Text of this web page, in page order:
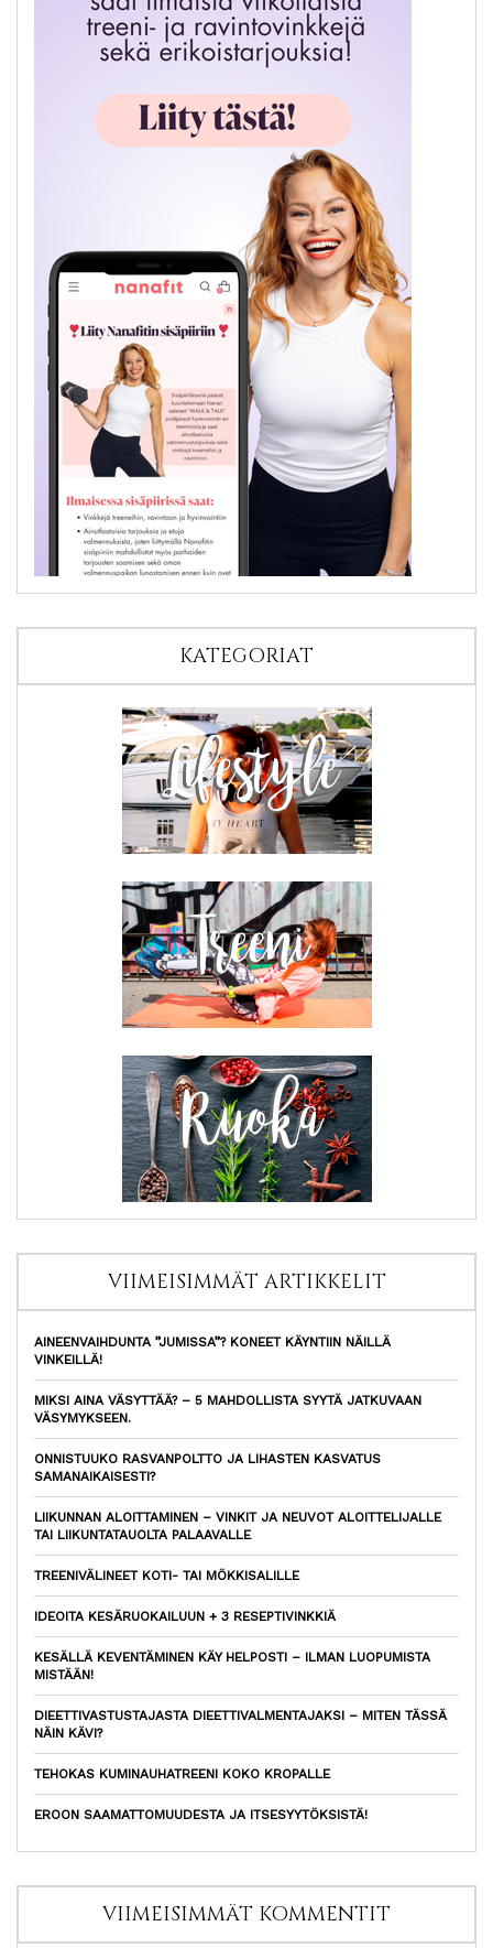
KATEGORIAT
VIIMEISIMMÄT ARTIKKELIT
AINEENVAIHDUNTA ”JUMISSA”? KONEET KÄYNTIIN NÄILLÄ
VINKEILLÄ!
MIKSI AINA VÄSYTTÄÄ? – 5 MAHDOLLISTA SYYTÄ JATKUVAAN
VÄSYMYKSEEN.
ONNISTUUKO RASVANPOLTTO JA LIHASTEN KASVATUS
SAMANAIKAISESTI?
LIIKUNNAN ALOITTAMINEN – VINKIT JA NEUVOT ALOITTELIJALLE
TAI LIIKUNTATAUOLTA PALAAVALLE
TREENIVÄLINEET KOTI- TAI MÖKKISALILLE
IDEOITA KESÄRUOKAILUUN + 3 RESEPTIVINKKIÄ
KESÄLLÄ KEVENTÄMINEN KÄY HELPOSTI – ILMAN LUOPUMISTA
MISTÄÄN!
DIEETTIVASTUSTAJASTA DIEETTIVALMENTAJAKSI – MITEN TÄSSÄ
NÄIN KÄVI?
TEHOKAS KUMINAUHATREENI KOKO KROPALLE
EROON SAAMATTOMUUDESTA JA ITSESYYTÖKSISTÄ!
VIIMEISIMMÄT KOMMENTIT